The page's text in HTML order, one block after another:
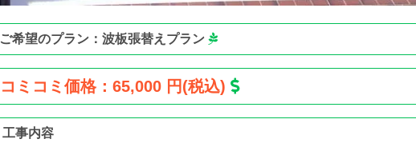
ご希望のプラン：波板張替えプラン
コミコミ価格：65,000 円(税込)
工事内容